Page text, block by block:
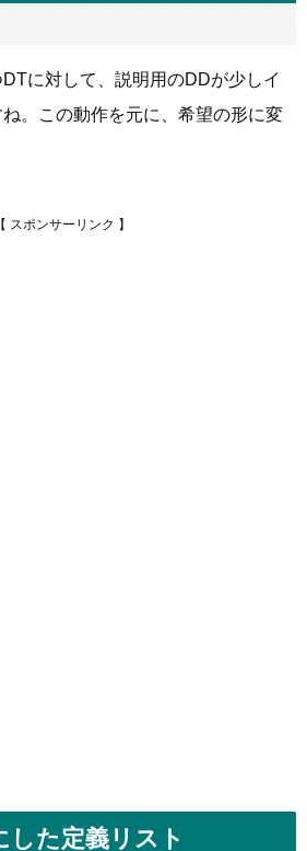
に対して、説明用のDDが少しイ
。この動作を元に、希望の形に変
した定義リスト